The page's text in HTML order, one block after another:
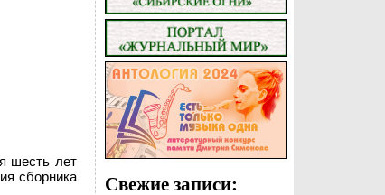
шесть лет
сборника
Свежие записи: